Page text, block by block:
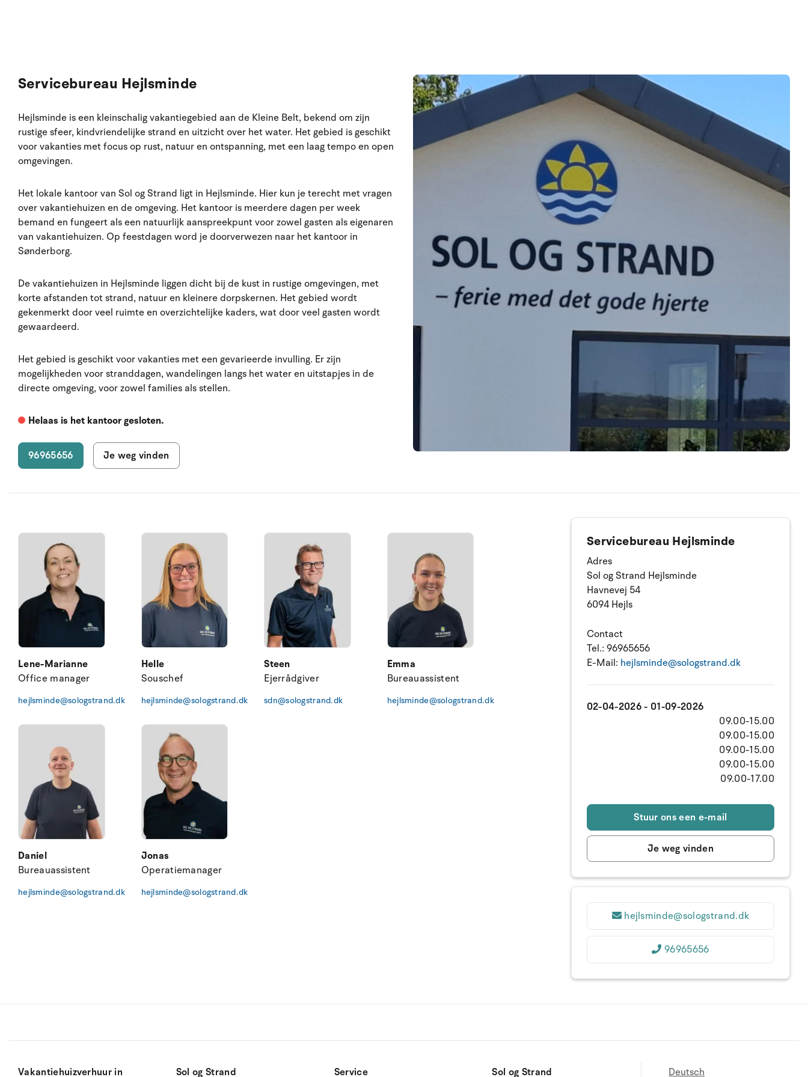
Servicebureau Hejlsminde
Hejlsminde is een kleinschalig vakantiegebied aan de Kleine Belt, bekend om zijn
rustige sfeer, kindvriendelijke strand en uitzicht over het water. Het gebied is geschikt
voor vakanties met focus op rust, natuur en ontspanning, met een laag tempo en open
omgevingen.
Het lokale kantoor van Sol og Strand ligt in Hejlsminde. Hier kun je terecht met vragen
over vakantiehuizen en de omgeving. Het kantoor is meerdere dagen per week
bemand en fungeert als een natuurlijk aanspreekpunt voor zowel gasten als eigenaren
van vakantiehuizen. Op feestdagen word je doorverwezen naar het kantoor in
Sønderborg.
De vakantiehuizen in Hejlsminde liggen dicht bij de kust in rustige omgevingen, met
korte afstanden tot strand, natuur en kleinere dorpskernen. Het gebied wordt
gekenmerkt door veel ruimte en overzichtelijke kaders, wat door veel gasten wordt
gewaardeerd.
Het gebied is geschikt voor vakanties met een gevarieerde invulling. Er zijn
mogelijkheden voor stranddagen, wandelingen langs het water en uitstapjes in de
directe omgeving, voor zowel families als stellen.
Helaas is het kantoor gesloten.
96965656 Je weg vinden
Lene-Marianne
Office manager
hejlsminde@sologstrand.dk
Helle
Souschef
hejlsminde@sologstrand.dk
Steen
Ejerrådgiver
sdn@sologstrand.dk
Emma
Bureauassistent
hejlsminde@sologstrand.dk
Daniel
Bureauassistent
hejlsminde@sologstrand.dk
Jonas
Operatiemanager
hejlsminde@sologstrand.dk
Servicebureau Hejlsminde
Adres
Sol og Strand Hejlsminde
Havnevej 54
6094 Hejls
Contact
Tel.: 96965656
E-Mail: hejlsminde@sologstrand.dk
02-04-2026 - 01-09-2026
09.00-15.00
09.00-15.00
09.00-15.00
09.00-15.00
09.00-17.00
Stuur ons een e-mail
Je weg vinden
hejlsminde@sologstrand.dk
96965656
Vakantiehuizverhuur in Sol og Strand Service Sol og Strand Deutsch